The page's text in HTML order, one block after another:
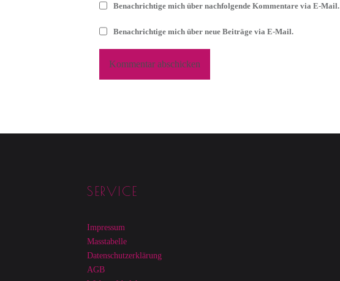
Benachrichtige mich über nachfolgende Kommentare via E-Mail.
Benachrichtige mich über neue Beiträge via E-Mail.
Footer sidebar
SERVICE
Impressum
Masstabelle
Datenschutzerklärung
AGB